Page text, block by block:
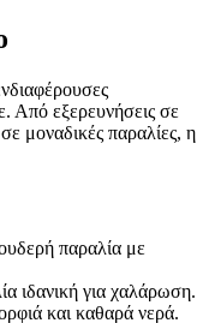
Από εξερευνήσεις σε
μοναδικές παραλίες, η
παραλία με
ιδανική για χαλάρωση.
και καθαρά νερά.